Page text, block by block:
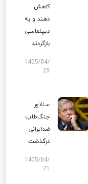
کاهش
دهند و به
دیپلماسی
بازگردند
1405/04/
25
سناتور
جنگ‌طلب
ضدایرانی
درگذشت
1405/04/